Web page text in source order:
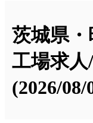
茨城県・
工場求
(2026/